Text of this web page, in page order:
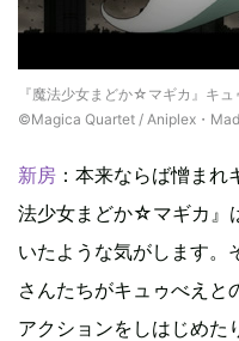
『魔法少女まどか☆マギカ』キュ
©Magica Quartet / Aniplex・
新房 ：本来ならば憎ま
法少女まどか☆マギカ』
いたような気がします。
さんたちがキュゥべえと
アクションをしはじめた